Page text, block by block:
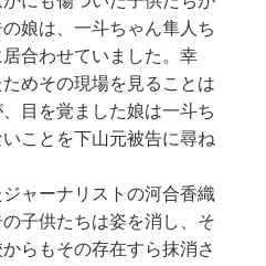
娘は、一斗ちゃん隼人ち
合わせていました。幸
めその現場を見ることは
目を覚ました娘は一斗ち
ことを下山元被告に尋ね
ャーナリストの河合香織
子供たちは姿を消し、そ
らもその存在すら抹消さ